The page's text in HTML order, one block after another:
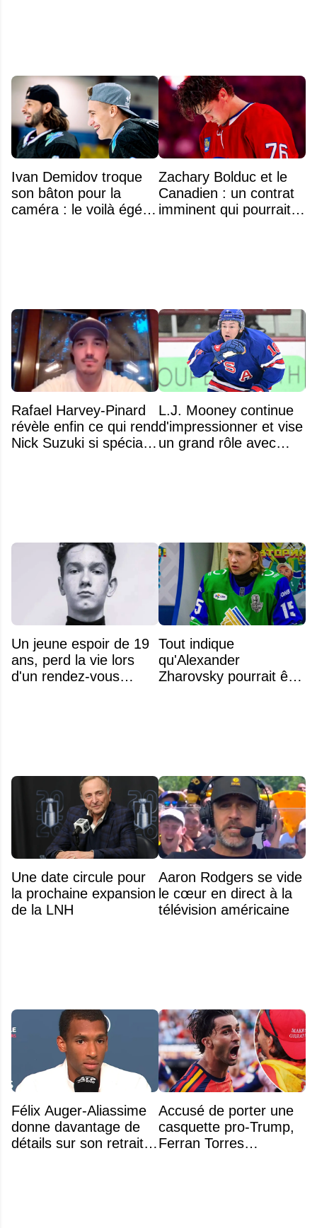
Ivan Demidov troque
son bâton pour la
caméra : le voilà égérie
Zachary Bolduc et le
Canadien : un contrat
imminent qui pourrait
Rafael Harvey-Pinard
révèle enfin ce qui rend
Nick Suzuki si spécial
L.J. Mooney continue
d'impressionner et vise
un grand rôle avec
Un jeune espoir de 19
ans, perd la vie lors
d'un rendez-vous
Tout indique
qu'Alexander
Zharovsky pourrait être
Une date circule pour
la prochaine expansion
de la LNH
Aaron Rodgers se vide
le cœur en direct à la
télévision américaine
Félix Auger-Aliassime
donne davantage de
détails sur son retrait
Accusé de porter une
casquette pro-Trump,
Ferran Torres